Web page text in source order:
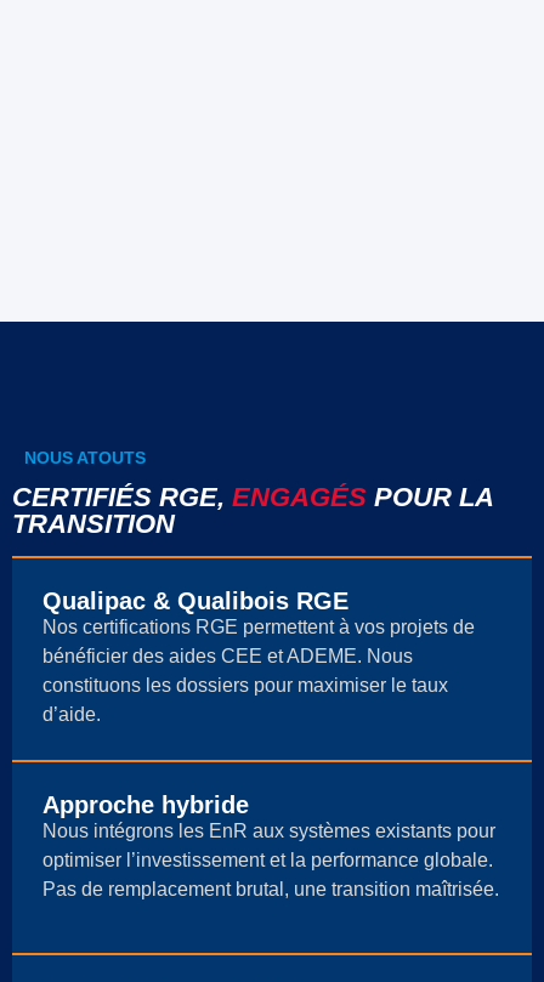
NOUS ATOUTS
CERTIFIÉS RGE, ENGAGÉS POUR LA
TRANSITION
Qualipac & Qualibois RGE
Nos certifications RGE permettent à vos projets de
bénéficier des aides CEE et ADEME. Nous
constituons les dossiers pour maximiser le taux
d’aide.
Approche hybride
Nous intégrons les EnR aux systèmes existants pour
optimiser l’investissement et la performance globale.
Pas de remplacement brutal, une transition maîtrisée.